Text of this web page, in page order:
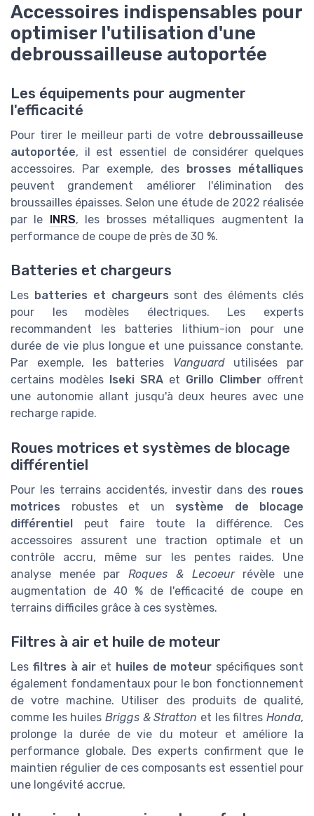
Accessoires indispensables pour
optimiser l'utilisation d'une
debroussailleuse autoportée
Les équipements pour augmenter
l'efficacité
Pour tirer le meilleur parti de votre debroussailleuse
autoportée, il est essentiel de considérer quelques
accessoires. Par exemple, des brosses métalliques
peuvent grandement améliorer l'élimination des
broussailles épaisses. Selon une étude de 2022 réalisée
par le INRS, les brosses métalliques augmentent la
performance de coupe de près de 30 %.
Batteries et chargeurs
Les batteries et chargeurs sont des éléments clés
pour les modèles électriques. Les experts
recommandent les batteries lithium-ion pour une
durée de vie plus longue et une puissance constante.
Par exemple, les batteries Vanguardutilisées par
certains modèles
Iseki SRA et Grillo Climber offrent
une autonomie allant jusqu'à deux heures avec une
recharge rapide.
Roues motrices et systèmes de blocage
différentiel
Pour les terrains accidentés, investir dans des roues
motrices robustes et un système de blocage
différentiel peut faire toute la différence. Ces
accessoires assurent une traction optimale et un
contrôle accru, même sur les pentes raides. Une
analyse menée par Roques & Lecoeurrévèle une
augmentation de 40 % de l'efficacité de coupe en
terrains difficiles grâce à ces systèmes.
Filtres à air et huile de moteur
Les filtres à air et huiles de moteur spécifiques sont
également fondamentaux pour le bon fonctionnement
de votre machine. Utiliser des produits de qualité,
comme les huiles Briggs & Stratton et les filtresHonda,
prolonge la durée de vie du moteur et améliore la
performance globale. Des experts confirment que le
maintien régulier de ces composants est essentiel pour
une longévité accrue.